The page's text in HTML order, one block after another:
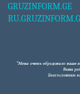
GRUZINFORM.GE